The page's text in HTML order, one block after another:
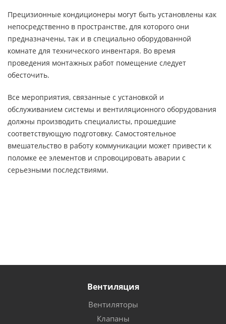
Прецизионные кондиционеры могут быть установлены как
непосредственно в пространстве, для которого они
предназначены, так и в специально оборудованной
комнате для технического инвентаря. Во время
проведения монтажных работ помещение следует
обесточить.
Все мероприятия, связанные с установкой и
обслуживанием системы и вентиляционного оборудования
должны производить специалисты, прошедшие
соответствующую подготовку. Самостоятельное
вмешательство в работу коммуникации может привести к
поломке ее элементов и спровоцировать аварии с
серьезными последствиями.
Вентиляция
Вентиляторы
Клапаны